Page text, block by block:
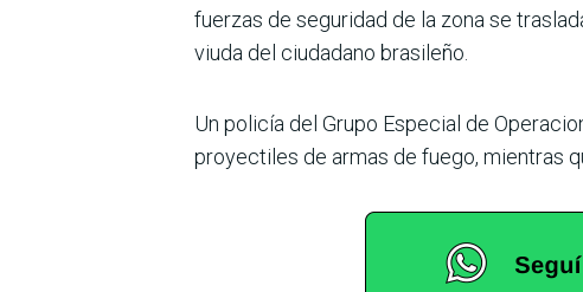
fuerzas de seguridad de la zona se
viuda del ciudadano brasileño.
Un policía del Grupo Especial de
proyectiles de armas de fuego, mientras